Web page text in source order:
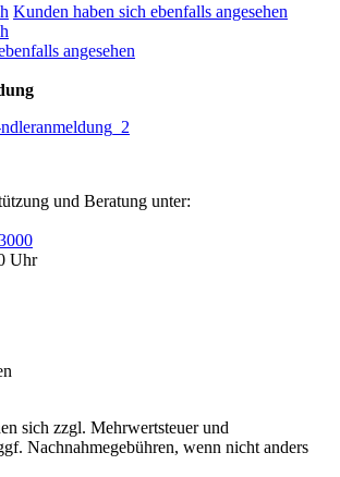
Kunden haben sich ebenfalls angesehen
angesehen
und Beratung unter:
Uhr
sich zzgl. Mehrwertsteuer und
Nachnahmegebühren, wenn nicht anders